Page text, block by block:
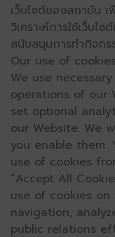
เว็บไซต์ของสถาบัน เ
วิเคราะห์การใช้เว็บ
สนับสนุนการทำกิจก
Our use of cookies
We use
operations of our
set optional
our Website. We
you enable them.
use of cookies
“Accept All
use of cookies
navigation,
public relations